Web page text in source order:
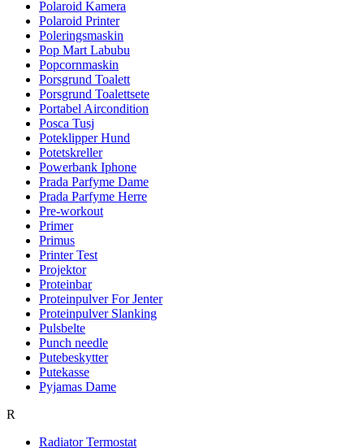
Polaroid Kamera
Polaroid Printer
Poleringsmaskin
Pop Mart Labubu
Popcornmaskin
Porsgrund Toalett
Porsgrund Toalettsete
Portabel Aircondition
Posca Tusj
Poteklipper Hund
Potetskreller
Powerbank Iphone
Prada Parfyme Dame
Prada Parfyme Herre
Pre-workout
Primer
Primus
Printer Test
Projektor
Proteinbar
Proteinpulver For Jenter
Proteinpulver Slanking
Pulsbelte
Punch needle
Putebeskytter
Putekasse
Pyjamas Dame
R
Radiator Termostat